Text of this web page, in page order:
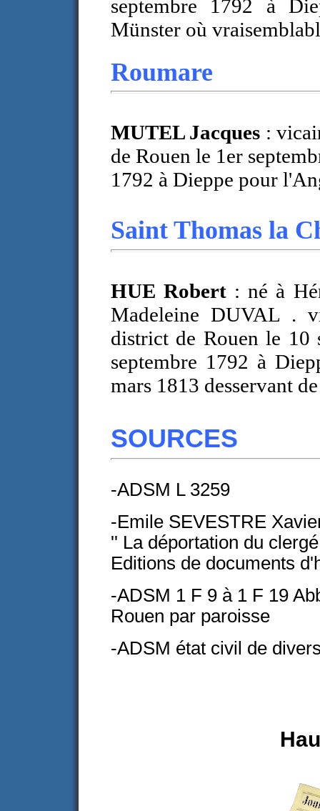
septembre 1792 à
Münster où
Roumare
MUTEL Jacques :
de Rouen le 1er
1792 à Dieppe pour
Saint Thomas la
HUE Robert : né à
Madeleine DUVAL .
district de Rouen le 10
septembre 1792 à
mars 1813 desservant
SOURCES
-ADSM L 3259
-Emile SEVESTRE
'' La déportation du
Editions de documents
-ADSM 1 F 9 à 1 F 19
Rouen par paroisse
-ADSM état civil de